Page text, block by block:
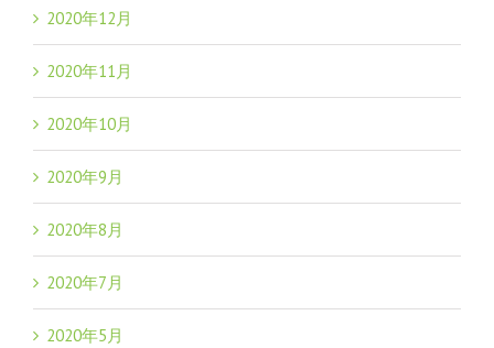
2020年12月
2020年11月
2020年10月
2020年9月
2020年8月
2020年7月
2020年5月